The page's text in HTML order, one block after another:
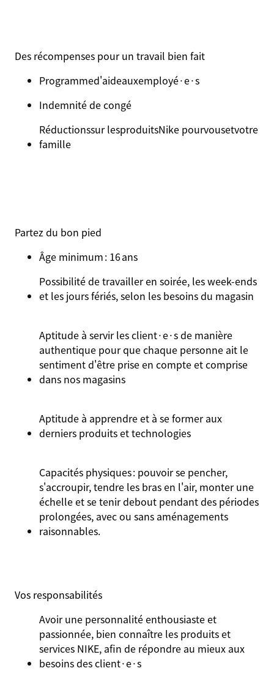
Des récompenses pour un travail bien fait
Programmed'aideauxemployé·e·s
Indemnité de congé
Réductionssur lesproduitsNike pourvousetvotre
famille
Partez du bon pied
Âge minimum : 16 ans
Possibilité de travailler en soirée, les week-ends
et les jours fériés, selon les besoins du magasin
Aptitude à servir les client·e·s de manière
authentique pour que chaque personne ait le
sentiment d'être prise en compte et comprise
dans nos magasins
Aptitude à apprendre et à se former aux
derniers produits et technologies
Capacités physiques : pouvoir se pencher,
s'accroupir, tendre les bras en l'air, monter une
échelle et se tenir debout pendant des périodes
prolongées, avec ou sans aménagements
raisonnables.
Vos responsabilités
Avoir une personnalité enthousiaste et
passionnée, bien connaître les produits et
services NIKE, afin de répondre au mieux aux
besoins des client·e·s